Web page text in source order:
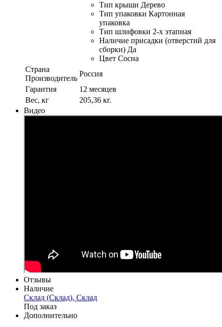
Тип крыши Дерево
Тип упаковки Картонная
упаковка
Тип шлифовки 2-х этапная
Наличие присадки (отверстий для
сборки) Да
Цвет Сосна
Страна
Производитель
Россия
Гарантия
12 месяцев
Вес, кг
205,36 кг.
Видео
Отзывы
Наличие
Склад (Склад), Склад
Под заказ
Дополнительно